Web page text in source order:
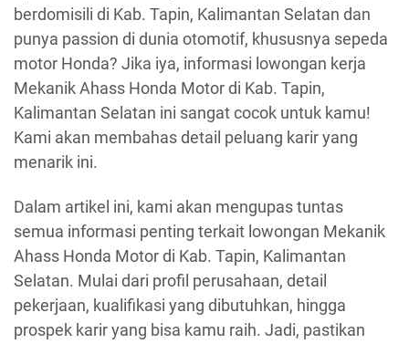
berdomisili di Kab. Tapin, Kalimantan Selatan dan
punya passion di dunia otomotif, khususnya sepeda
motor Honda? Jika iya, informasi lowongan kerja
Mekanik Ahass Honda Motor di Kab. Tapin,
Kalimantan Selatan ini sangat cocok untuk kamu!
Kami akan membahas detail peluang karir yang
menarik ini.
Dalam artikel ini, kami akan mengupas tuntas
semua informasi penting terkait lowongan Mekanik
Ahass Honda Motor di Kab. Tapin, Kalimantan
Selatan. Mulai dari profil perusahaan, detail
pekerjaan, kualifikasi yang dibutuhkan, hingga
prospek karir yang bisa kamu raih. Jadi, pastikan